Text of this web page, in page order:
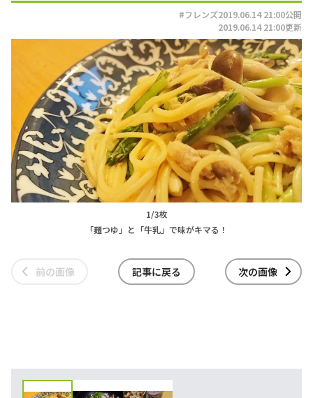
#フレンズ2019.06.14 21:00公開
2019.06.14 21:00更新
1/3枚
「麺つゆ」と「牛乳」で味がキマる！
前の画像 記事に戻る 次の画像